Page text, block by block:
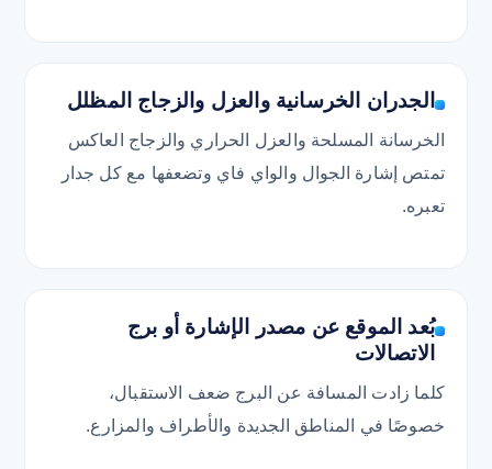
الجدران الخرسانية والعزل والزجاج المظلل
الخرسانة المسلحة والعزل الحراري والزجاج العاكس
تمتص إشارة الجوال والواي فاي وتضعفها مع كل جدار
تعبره.
بُعد الموقع عن مصدر الإشارة أو برج
الاتصالات
كلما زادت المسافة عن البرج ضعف الاستقبال،
خصوصًا في المناطق الجديدة والأطراف والمزارع.